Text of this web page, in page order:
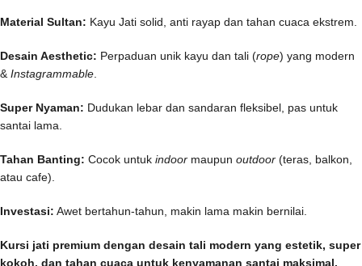
Material Sultan: Kayu Jati solid, anti rayap dan tahan cuaca ekstrem.
Desain Aesthetic: Perpaduan unik kayu dan tali (rope) yang modern
& Instagrammable
Super Nyaman: Dudukan lebar dan sandaran fleksibel, pas untuk
santai lama.
Tahan Banting: Cocok untuk indoor maupun outdoor (teras, balkon,
atau cafe).
Investasi: Awet bertahun-tahun, makin lama makin bernilai.
Kursi jati premium dengan desain tali modern yang estetik, super
kokoh, dan tahan cuaca untuk kenyamanan santai maksimal.